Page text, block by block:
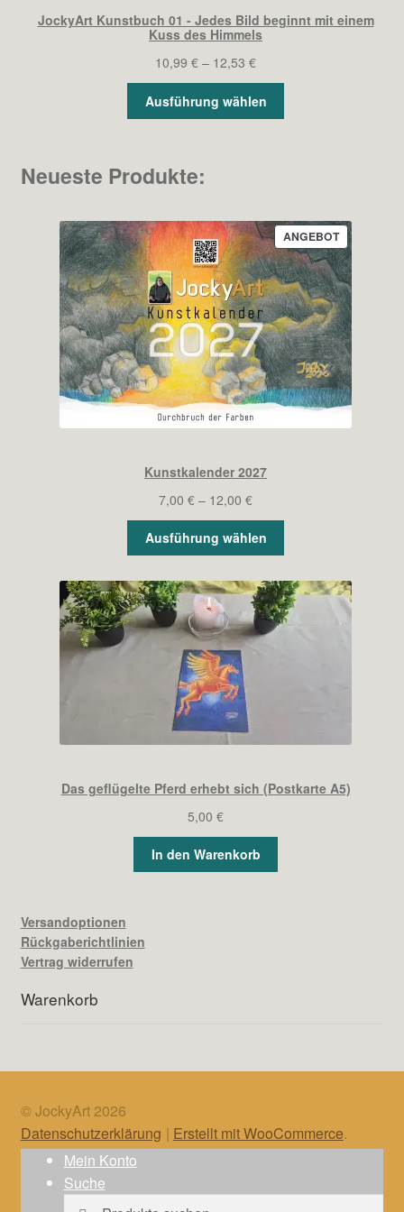
JockyArt Kunstbuch 01 - Jedes Bild beginnt mit einem
Kuss des Himmels
10,99 € – 12,53 €Preisspanne:
10,99 €
bis
12,53 €
Ausführung wählen
Neueste Produkte:
ANGEBOTPRODUKT
IM
ANGEBOT
Kunstkalender 2027
7,00 € – 12,00 €Preisspanne:
7,00 €
bis
12,00 €
Ausführung wählen
Das geflügelte Pferd erhebt sich (Postkarte A5)
5,00 €
In den Warenkorb
Versandoptionen
Rückgaberichtlinien
Vertrag widerrufen
Warenkorb
© JockyArt 2026
Datenschutzerklärung
Erstellt mit WooCommerce.
Mein Konto
Suche
Suche
Suche